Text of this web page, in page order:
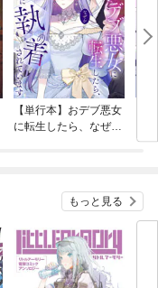
【単行本】おデブ悪女
に転生したら、なぜか
もっと見る